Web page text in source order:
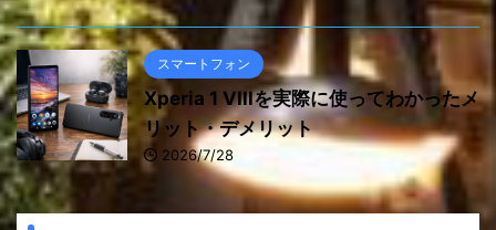
スマートフォン
Xperia 1 VIIIを実際に使ってわかったメ
リット・デメリット
2026/7/28